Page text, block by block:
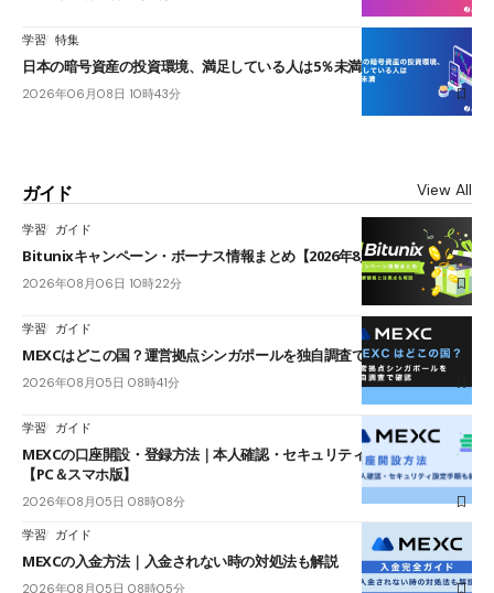
学習 特集
日本の暗号資産の投資環境、満足している人は5％未満
2026年06月08日 10時43分
ガイド View All
学習 ガイド
Bitunixキャンペーン・ボーナス情報まとめ【2026年8月最新】
2026年08月06日 10時22分
学習 ガイド
MEXCはどこの国？運営拠点シンガポールを独自調査で確認
2026年08月05日 08時41分
学習 ガイド
MEXCの口座開設・登録方法｜本人確認・セキュリティ設定手順も紹介
【PC＆スマホ版】
2026年08月05日 08時08分
学習 ガイド
MEXCの入金方法｜入金されない時の対処法も解説
2026年08月05日 08時05分